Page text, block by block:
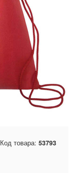
Код товара: 53793